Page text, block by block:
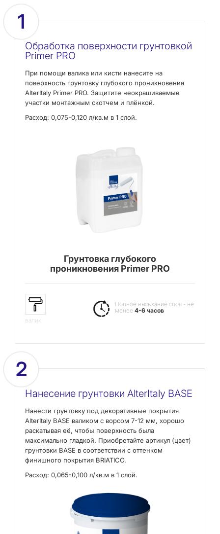
1
Обработка поверхности грунтовкой
Primer PRO
При помощи валика или кисти нанесите на
поверхность грунтовку глубокого проникновения
AlterItaly Primer PRO. Защитите неокрашиваемые
участки монтажным скотчем и плёнкой.
Расход: 0,075-0,120 л/кв.м в 1 слой.
Грунтовка глубокого
проникновения Primer PRO
валик
Полное высыхание слоя - не
менее4-6 часов
2
Нанесение грунтовки AlterItaly BASE
Нанести грунтовку под декоративные покрытия
AlterItaly BASE валиком с ворсом 7-12 мм, хорошо
раскатывая её, чтобы поверхность была
максимально гладкой. Приобретайте артикул (цвет)
грунтовки BASE в соответствии с оттенком
финишного покрытия BRIATICO.
Расход: 0,065-0,100 л/кв.м в 1 слой.